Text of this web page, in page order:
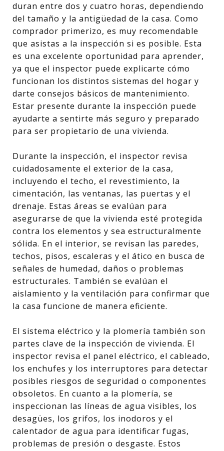
duran entre dos y cuatro horas, dependiendo
del tamaño y la antigüedad de la casa. Como
comprador primerizo, es muy recomendable
que asistas a la inspección si es posible. Esta
es una excelente oportunidad para aprender,
ya que el inspector puede explicarte cómo
funcionan los distintos sistemas del hogar y
darte consejos básicos de mantenimiento.
Estar presente durante la inspección puede
ayudarte a sentirte más seguro y preparado
para ser propietario de una vivienda.
Durante la inspección, el inspector revisa
cuidadosamente el exterior de la casa,
incluyendo el techo, el revestimiento, la
cimentación, las ventanas, las puertas y el
drenaje. Estas áreas se evalúan para
asegurarse de que la vivienda esté protegida
contra los elementos y sea estructuralmente
sólida. En el interior, se revisan las paredes,
techos, pisos, escaleras y el ático en busca de
señales de humedad, daños o problemas
estructurales. También se evalúan el
aislamiento y la ventilación para confirmar que
la casa funcione de manera eficiente.
El sistema eléctrico y la plomería también son
partes clave de la inspección de vivienda. El
inspector revisa el panel eléctrico, el cableado,
los enchufes y los interruptores para detectar
posibles riesgos de seguridad o componentes
obsoletos. En cuanto a la plomería, se
inspeccionan las líneas de agua visibles, los
desagües, los grifos, los inodoros y el
calentador de agua para identificar fugas,
problemas de presión o desgaste. Estos